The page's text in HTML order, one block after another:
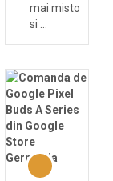
mai misto
si …